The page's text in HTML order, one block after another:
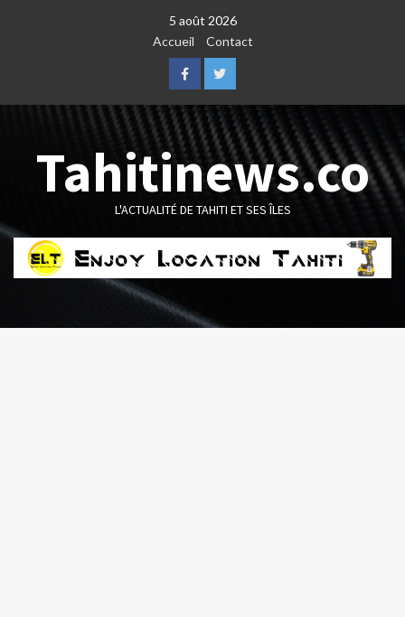
5 août 2026
Accueil
Contact
FacebookTwitter
Tahitinews.co
L'ACTUALITÉ DE TAHITI ET SES ÎLES